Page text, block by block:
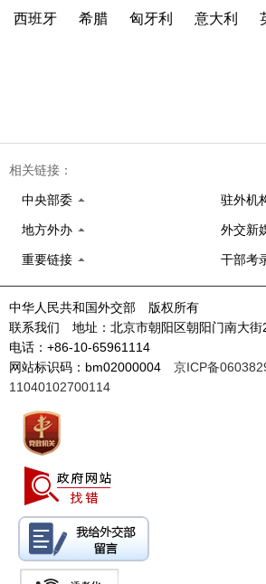
西班牙 希腊 匈牙利 意大利
相关链接：
中央部委 驻外机
地方外办 外交新
重要链接 干部考
中华人民共和国外交部 版权所有
联系我们 地址：北京市朝阳区朝阳门南大
电话：+86-10-65961114
网站标识码：bm02000004 京ICP备
11040102700114